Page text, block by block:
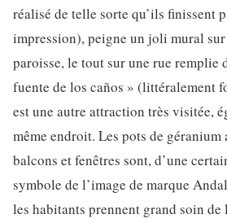
réalisé de telle sorte qu’ils finissent
impression), peigne un joli mural
paroisse, le tout sur une rue remplie
fuente de los caños » (littéralement
est une autre attraction très visitée,
même endroit. Les pots de géranium
balcons et fenêtres sont, d’une
symbole de l’image de marque
les habitants prennent grand soin de